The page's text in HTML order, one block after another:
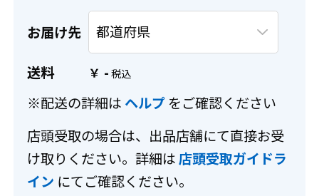
お届け先
送料 ￥ -
※配送の詳細は ヘルプ をご確認ください
店頭受取の場合は、出品店舗にて直接お受
け取りください。詳細は店頭受取ガイドラ
イン にてご確認ください。